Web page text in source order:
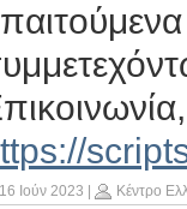
16 Ιούν 2023 Κέντρο